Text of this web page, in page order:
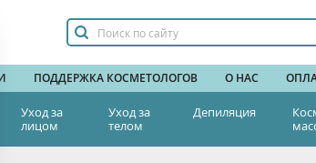
ПОДДЕРЖКА КОСМЕТОЛОГОВ О НАС
Уход за
лицом
Уход за
телом
Депиляция